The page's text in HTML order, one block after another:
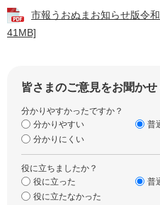
市報うおぬまお知らせ版令
41MB]
皆さまのご意見をお聞か
分かりやすかったですか？
分かりやすい
普
分かりにくい
役に立ちましたか？
役に立った
普
役に立たなかった